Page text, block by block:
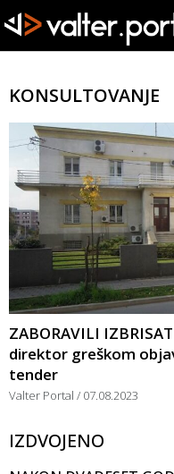
KONSULTOVANJE
ZABORAVILI
direktor greškom
tender
Valter Portal 07.08.2023
IZDVOJENO